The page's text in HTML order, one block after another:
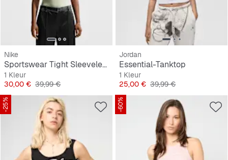
Nike
Sportswear Tight Sleeveless 1/4-Zip Top
1 Kleur
Prijs
30,00 € Originele Prijs
39,99 €
Jordan
Essential-Tanktop
1 Kleur
Prijs
25,00 € Originele Prijs
39,99 €
-25% -60%